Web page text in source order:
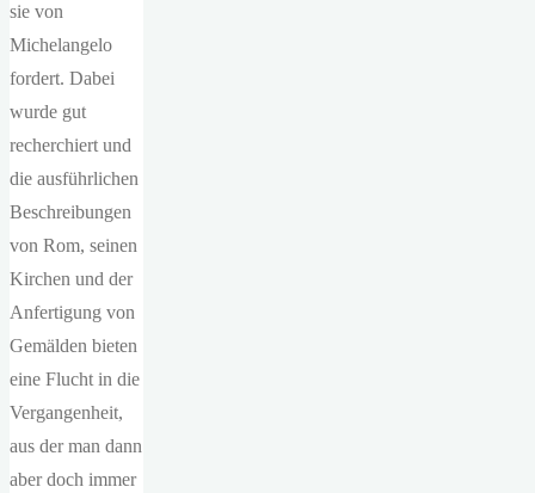
sie von
Michelangelo
fordert. Dabei
wurde gut
recherchiert und
die ausführlichen
Beschreibungen
von Rom, seinen
Kirchen und der
Anfertigung von
Gemälden bieten
eine Flucht in die
Vergangenheit,
aus der man dann
aber doch immer